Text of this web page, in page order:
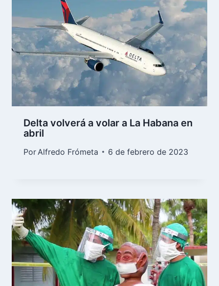
Delta volverá a volar a La Habana en
abril
Por Alfredo Frómeta 6 de febrero de 2023